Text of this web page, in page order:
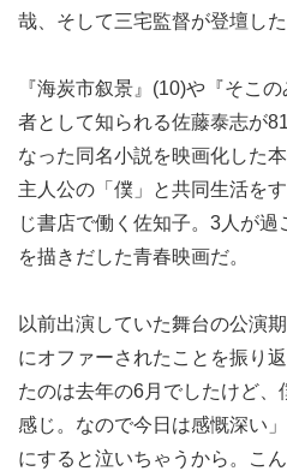
哉、そして三宅監督が登壇した
『海炭市叙景』(10)や『そこ
者として知られる佐藤泰志が
なった同名小説を映画化した
主人公の「僕」と共同生活を
じ書店で働く佐知子。3人が
を描きだした青春映画だ。
以前出演していた舞台の公演
にオファーされたことを振り
たのは去年の6月でしたけど、
感じ。なので今日は感慨深い
にすると泣いちゃうから。こ